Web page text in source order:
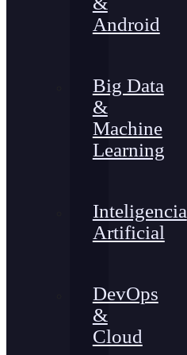
Android
Big Data
&
Machine
Learning
Inteligencia
Artificial
DevOps
&
Cloud